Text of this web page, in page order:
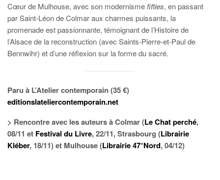
Cœur de Mulhouse, avec son modernisme fifties, en passant
par Saint-Léon de Colmar aux charmes puissants, la
promenade est passionnante, témoignant de l’Histoire de
l’Alsace de la reconstruction (avec Saints-Pierre-et-Paul de
Bennwihr) et d’une réflexion sur la forme du sacré.
Paru à L’Atelier contemporain (35 €)
editionslateliercontemporain.net
> Rencontre avec les auteurs à Colmar (Le Chat perché,
08/11 et Festival du Livre, 22/11, Strasbourg (Librairie
Kléber, 18/11) et Mulhouse (Librairie 47°Nord, 04/12)